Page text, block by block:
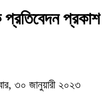
প্রতিবেদন প্রকাশ
৩০ জানুয়ারী ২০২৩